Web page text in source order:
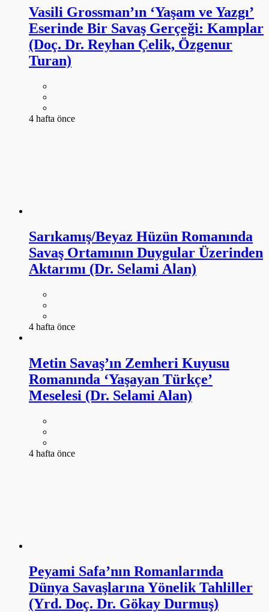
Vasili Grossman’ın ‘Yaşam ve Yazgı’
Eserinde Bir Savaş Gerçeği: Kamplar
(Doç. Dr. Reyhan Çelik, Özgenur
Turan)
4 hafta önce
Sarıkamış/Beyaz Hüzün Romanında
Savaş Ortamının Duygular Üzerinden
Aktarımı (Dr. Selami Alan)
4 hafta önce
Metin Savaş’ın Zemheri Kuyusu
Romanında ‘Yaşayan Türkçe’
Meselesi (Dr. Selami Alan)
4 hafta önce
Peyami Safa’nın Romanlarında
Dünya Savaşlarına Yönelik Tahliller
(Yrd. Doç. Dr. Gökay Durmuş)